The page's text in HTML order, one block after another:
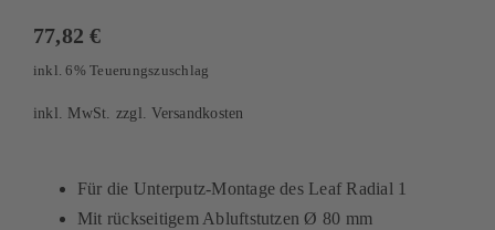
77,82€
inkl. 6% Teuerungszuschlag
inkl. MwSt. zzgl.Versandkosten
Für die Unterputz-Montage des Leaf Radial 1
Mit rückseitigem Abluftstutzen Ø 80 mm